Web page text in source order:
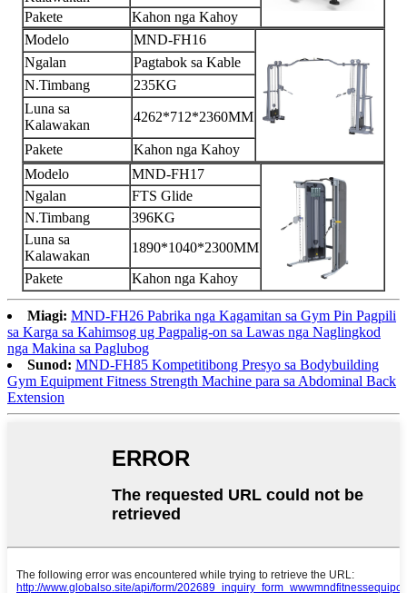
Pakete
Kahon nga Kahoy
Modelo
MND-FH16
Ngalan
Pagtabok sa Kable
N.Timbang
235KG
Luna sa
Kalawakan
4262*712*2360MM
Pakete
Kahon nga Kahoy
Modelo
MND-FH17
Ngalan
FTS Glide
N.Timbang
396KG
Luna sa
Kalawakan
1890*1040*2300MM
Pakete
Kahon nga Kahoy
Miagi: MND-FH26 Pabrika nga Kagamitan sa Gym Pin Pagpili
sa Karga sa Kahimsog ug Pagpalig-on sa Lawas nga Naglingkod
nga Makina sa Paglubog
Sunod: MND-FH85 Kompetitibong Presyo sa Bodybuilding
Gym Equipment Fitness Strength Machine para sa Abdominal Back
Extension